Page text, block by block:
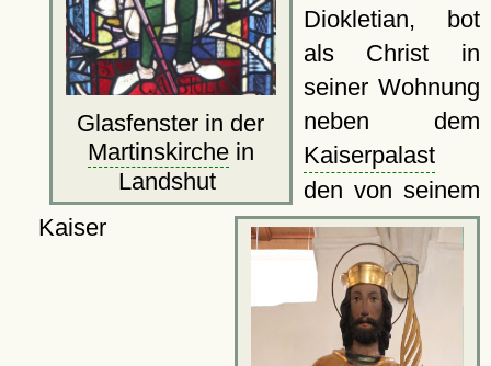
Glasfenster in der
Martinskirchein
Landshut
Diokletian, bot
als Christ in
seiner Wohnung
neben dem
Kaiserpalast
den von seinem
Kaiser